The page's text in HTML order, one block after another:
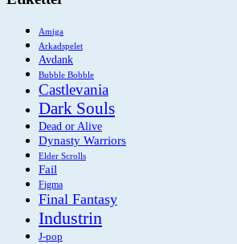
Amiga
Arkadspelet
Avdank
Bubble Bobble
Castlevania
Dark Souls
Dead or Alive
Dynasty Warriors
Elder Scrolls
Fail
Figma
Final Fantasy
Industrin
J-pop